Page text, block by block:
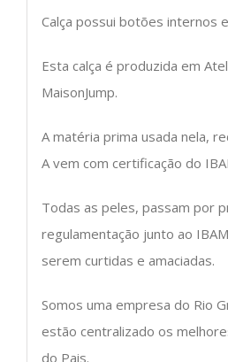
Calça possui botões internos
Esta calça é produzida em
MaisonJump.
A matéria prima usada nela,
A vem com certificação do
Todas as peles, passam por
regulamentação junto ao
serem curtidas e amaciadas.
Somos uma empresa do Rio
estão centralizado os
do Pais.